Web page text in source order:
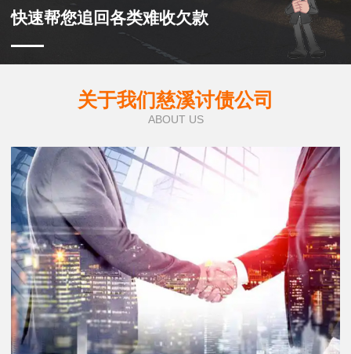
快速帮您追回各类难收欠款
关于我们慈溪讨债公司
ABOUT US